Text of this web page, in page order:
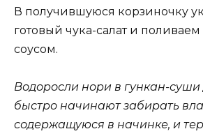
В получившуюся корзиночку
готовый чука-салат и
соусом.
Водоросли нори в гункан-суши
быстро начинают забирать
содержащуюся в начинке, и